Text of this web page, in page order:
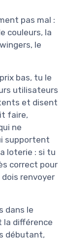
pas mal :
couleurs, la
le
bas, tu le
utilisateurs
et disent
faire,
ne
supportent
loterie : si tu
correct pour
dois renvoyer
dans le
la différence
débutant,